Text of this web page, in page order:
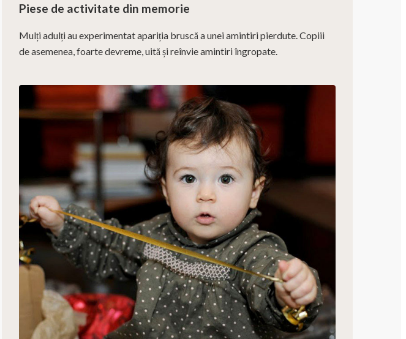
Piese de activitate din memorie
Mulți adulți au experimentat apariția bruscă a unei amintiri pierdute. Copiii
de asemenea, foarte devreme, uită și reînvie amintiri îngropate.